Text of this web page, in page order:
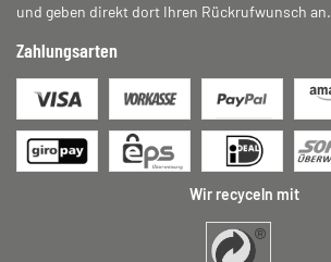
und geben direkt dort Ihren Rückrufwunsch an.
Zahlungsarten
Wir recyceln mit